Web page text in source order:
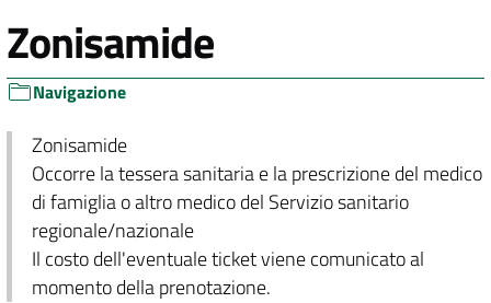
Zonisamide
Navigazione
Zonisamide
Occorre la tessera sanitaria e la prescrizione del medico
di famiglia o altro medico del Servizio sanitario
regionale/nazionale
Il costo dell'eventuale ticket viene comunicato al
momento della prenotazione.